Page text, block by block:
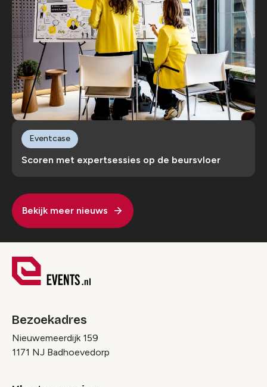
Scoren met expertsessies op de beursvloer
Eventcase
Bekijk meer nieuws
Bezoekadres
Nieuwemeerdijk 159
1171 NJ Badhoevedorp